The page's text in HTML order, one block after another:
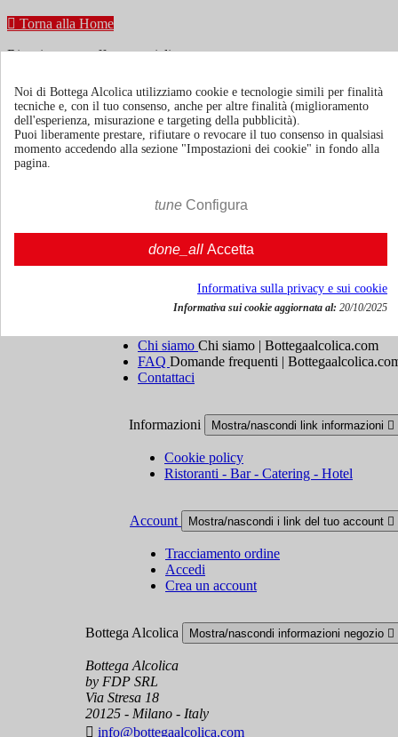
 Torna alla Home
Ricevi news e offerte speciali
Puoi annullare l'iscrizione in ogni momenti. A questo scopo, cerca le
info di contatto nelle note legali.
Termini e condizioni
Mostra/nascondi link chi siamo
Chi siamo Chi siamo | Bottegaalcolica.com
FAQ Domande frequenti |
Contattaci
Informazioni Mostra/nascondi link informazioni 
Cookie policy
Ristoranti - Bar - Catering - Hotel
Account Mostra/nascondi i link del tuo account 
Tracciamento ordine
Accedi
Crea un account
Bottega Alcolica Mostra/nascondi informazioni negozio 
Bottega Alcolica
by FDP SRL
Via Stresa 18
20125 - Milano - Italy
 info@bottegaalcolica.com
Noi di Bottega Alcolica utilizziamo cookie e tecnologie simili per finalità
tecniche e, con il tuo consenso, anche per altre finalità (miglioramento
dell'esperienza, misurazione e targeting della pubblicità).
Puoi liberamente prestare, rifiutare o revocare il tuo consenso in qualsiasi
momento accedendo alla sezione "Impostazioni dei cookie" in fondo alla
pagina.
tune Configura
done_all Accetta
Informativa sulla privacy e sui cookie
Informativa sui cookie aggiornata al: 20/10/2025